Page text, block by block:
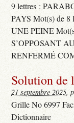
9 lettres :
PAYS Mot(s) de
UNE PEINE
S’OPPOSANT
RENFERMÉ
Solution de
21 septembre 2025,
Grille No 6997
Dictionnaire